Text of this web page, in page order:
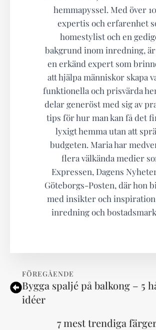
hemmapyssel. Med över
expertis och erfarenhet
homestylist och en
bakgrund inom inredning,
en erkänd expert som
att hjälpa människor skapa
funktionella och prisvärda
delar generöst med sig av
tips för hur man kan få det
lyxigt hemma utan att
budgeten. Maria har
flera välkända medier
Expressen, Dagens
Göteborgs-Posten, där hon
med insikter och
inredning och
FÖREGÅENDE
Bygga spaljé på balkong – 5
idéer
7 mest trendiga